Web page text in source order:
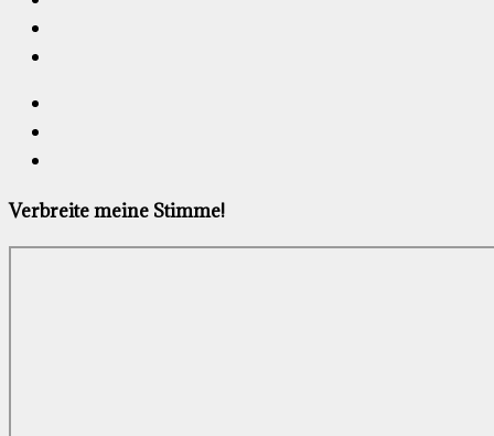
Verbreite meine Stimme!